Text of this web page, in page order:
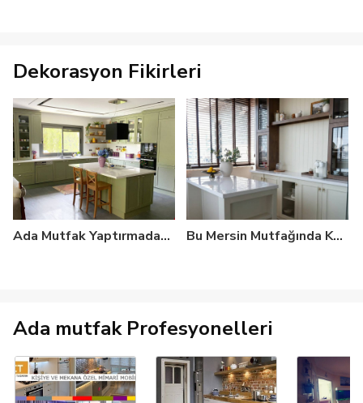
Dekorasyon Fikirleri
Ada Mutfak Yaptırmadan Önce Nelere Dikkat Etmelisiniz? Bu Mersin Mutfağında Kahve Köşesi Tam Bir Keyif Alanı
Ada mutfak Profesyonelleri